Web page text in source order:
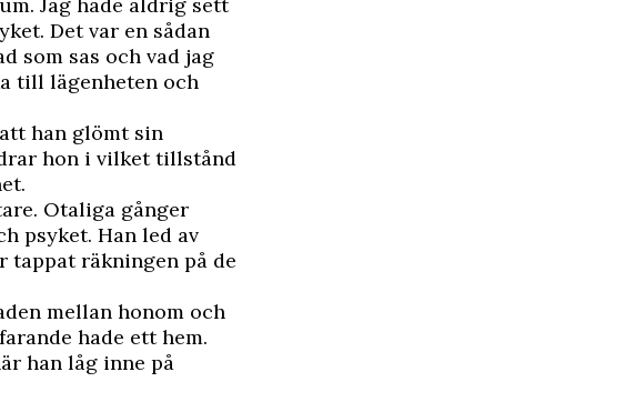
Det var en sådan
som sas och vad jag
till lägenheten och
han glömt sin
hon i vilket tillstånd
Otaliga gånger
psyket. Han led av
tappat räkningen på de
mellan honom och
hade ett hem.
han låg inne på